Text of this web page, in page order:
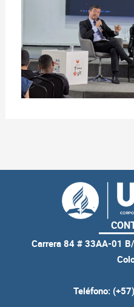
Carrera 84 # 33AA-01
Teléfono: